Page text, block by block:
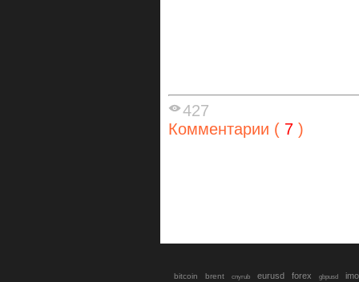
427
Комментарии ( 7 )
bitcoin brent cnyrub eurusd forex gbpusd